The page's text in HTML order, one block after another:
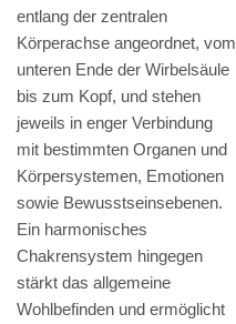
entlang der zentralen
Körperachse angeordnet, vom
unteren Ende der Wirbelsäule
bis zum Kopf, und stehen
jeweils in enger Verbindung
mit bestimmten Organen und
Körpersystemen, Emotionen
sowie Bewusstseinsebenen.
Ein harmonisches
Chakrensystem hingegen
stärkt das allgemeine
Wohlbefinden und ermöglicht